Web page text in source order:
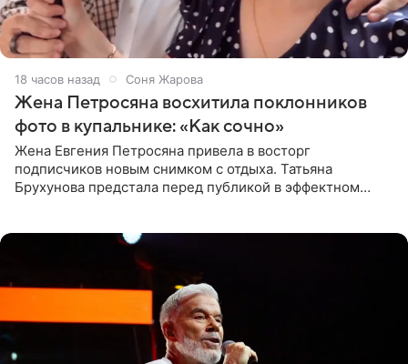
18 часов назад Соня Жарова
Жена Петросяна восхитила поклонников
фото в купальнике: «Как сочно»
Жена Евгения Петросяна привела в восторг
подписчиков новым снимком с отдыха. Татьяна
Брухунова предстала перед публикой в эффектном